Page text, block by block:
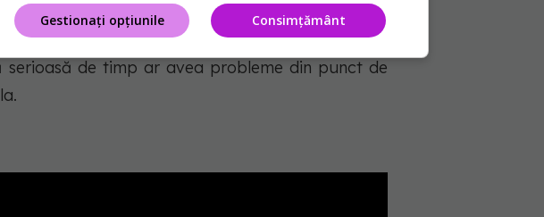
Imaginați-vă că un producător de pâine, dacă
și ar trebui să închidă fabrica. Eu cred că ar ieși
de timp ar avea probleme din punct de
Consimțământ
Gestionați opțiunile